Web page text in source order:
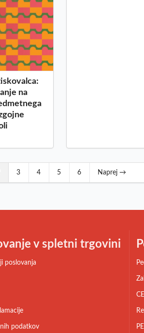
na
3 4 5 6 Naprej →
v spletni trgovini
poslovanja
podatkov